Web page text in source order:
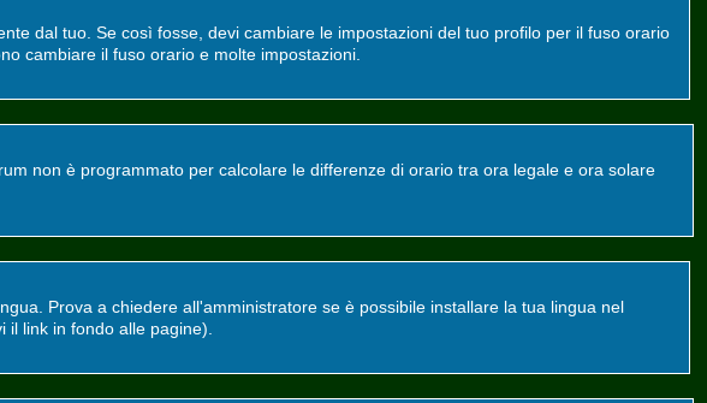
dal tuo. Se così fosse, devi cambiare le impostazioni del tuo profilo per il fuso orario
cambiare il fuso orario e molte impostazioni.
non è programmato per calcolare le differenze di orario tra ora legale e ora solare
Prova a chiedere all'amministratore se è possibile installare la tua lingua nel
link in fondo alle pagine).